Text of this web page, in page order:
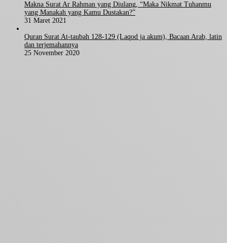
Makna Surat Ar Rahman yang Diulang, “Maka Nikmat Tuhanmu
yang Manakah yang Kamu Dustakan?”
31 Maret 2021
Quran Surat At-taubah 128-129 (Laqod ja akum), Bacaan Arab, latin
dan terjemahannya
25 November 2020